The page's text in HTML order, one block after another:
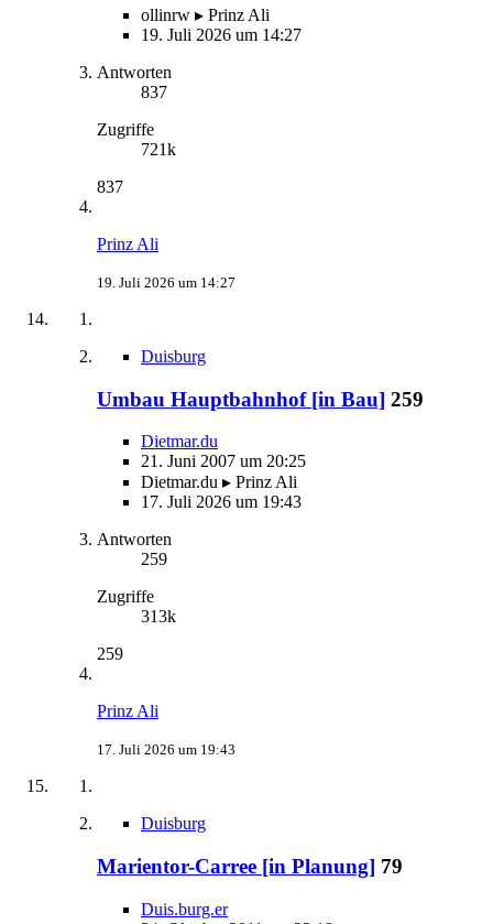
ollinrw ▸ Prinz Ali
19. Juli 2026 um 14:27
Antworten
837
Zugriffe
721k
837
Prinz Ali
19. Juli 2026 um 14:27
Duisburg
Umbau Hauptbahnhof [in Bau] 259
Dietmar.du
21. Juni 2007 um 20:25
Dietmar.du ▸ Prinz Ali
17. Juli 2026 um 19:43
Antworten
259
Zugriffe
313k
259
Prinz Ali
17. Juli 2026 um 19:43
Duisburg
Marientor-Carree [in Planung] 79
Duis.burg.er